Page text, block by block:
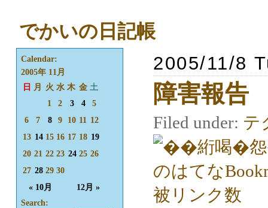
でかいの日記帳
2005/11/8
障害報告
Filed under: テ
Calendar:
2005年 11月
日
月 火 水 木 金 土
« 10月 12月 »
1 2 3 4
5
6
7 8 9 10 11
12
13 14 15 16 17 18 19
20 21 22 23 24 25 26
27 28 29 30
Search: